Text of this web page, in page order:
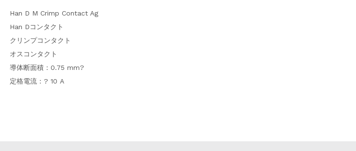
Han D M Crimp Contact Ag
Han Dコンタクト
クリンプコンタクト
オスコンタクト
導体断面積：0.75 mm?
定格電流：? 10 A